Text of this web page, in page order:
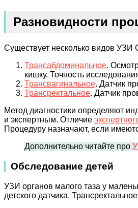
Разновидности
Существует несколько видов УЗИ
Трансабдоминальное.
кишку. Точность
Трансвагинальное. Датчик
Трансректальное. Датчик
Метод диагностики определяют
и экспертным. Отличие
Процедуру назначают, если
Дополнительно читайте про
Обследование детей
УЗИ органов малого таза у
детского датчика.